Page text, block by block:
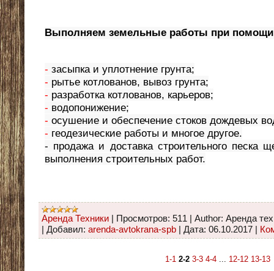
Выполняем земельные работы при помощи
- засыпка и уплотнение грунта;
- рытье котлованов, вывоз грунта;
- разработка котлованов, карьеров;
- водопонижение;
- осушение и обеспечение стоков дождевых
- геодезические работы и многое другое.
- продажа и доставка строительного песка
выполнения строительных работ.
Аренда Техники | Просмотров: 511 | Author: Аренда
| Добавил: arenda-avtokrana-spb | Дата: 06.10.2017 |
1-1 2-2 3-3 4-4 12-12 13-13